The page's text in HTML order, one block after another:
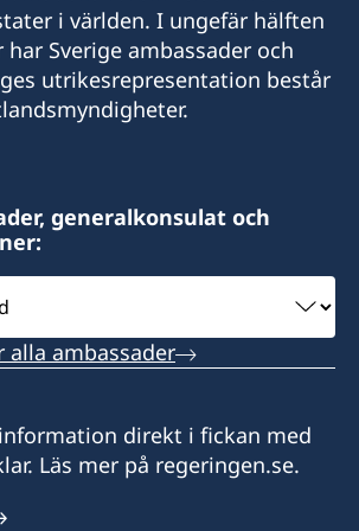
i Bryssel.
att du vid frågor om konsulära
hand ska vända dig till
i Bryssel.
i världen. I ungefär hälften
har Sverige ambassader och
utrikesrepresentation består
generalkonsulat och
alla ambassader
direkt i fickan med
Läs mer på regeringen.se.